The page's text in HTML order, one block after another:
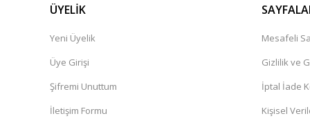
ÜYELİK
Yeni Üyelik
Üye Girişi
Şifremi Unuttum
İletişim Formu
Mesafeli
Gizlilik ve
İptal İade
Kişisel